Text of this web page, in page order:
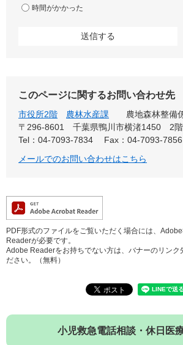
時間がかかった
このページに関するお問い合わせ先
市役所2階 農林水産課
農地森林整備
〒296-8601
千葉県鴨川市横渚1450 2階
Tel：04-7093-7834
Fax：04-7093-7856
メールでのお問い合わせはこちら
PDF形式のファイルをご覧いただく場合には、
Readerが必要です。
Adobe Readerをお持ちでない方は、バナーのリンク
ださい。（無料）
小児救急電話相談・休日医